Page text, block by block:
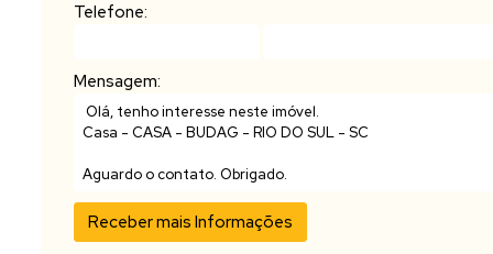
Telefone:
Mensagem: